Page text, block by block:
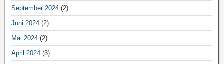
September 2024 (2)
Juni 2024 (2)
Mai 2024 (2)
April 2024 (3)